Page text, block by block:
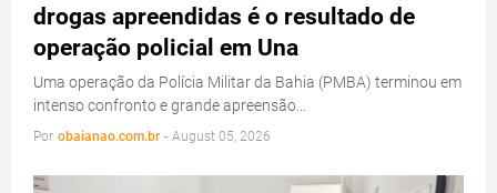
drogas apreendidas é o resultado de
operação policial em Una
Uma operação da Polícia Militar da Bahia (PMBA) terminou em
intenso confronto e grande apreensão…
Por obaianao.com.br - August 05, 2026